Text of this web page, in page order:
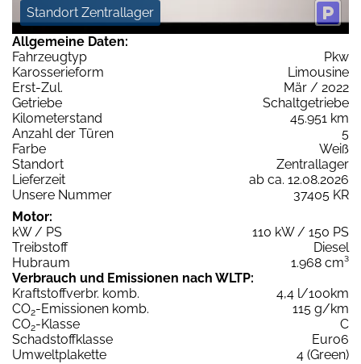
Standort Zentrallager
Allgemeine Daten:
Fahrzeugtyp
Pkw
Karosserieform
Limousine
Erst-Zul.
Mär / 2022
Getriebe
Schaltgetriebe
Kilometerstand
45.951 km
Anzahl der Türen
5
Farbe
Weiß
Standort
Zentrallager
Lieferzeit
ab ca. 12.08.2026
Unsere Nummer
37405 KR
Motor:
kW / PS
110 kW / 150 PS
Treibstoff
Diesel
Hubraum
1.968 cm³
Verbrauch und Emissionen nach WLTP:
Kraftstoffverbr. komb.
4,4 l/100km
CO2-Emissionen komb.
115 g/km
CO2-Klasse
C
Schadstoffklasse
Euro6
Umweltplakette
4 (Green)